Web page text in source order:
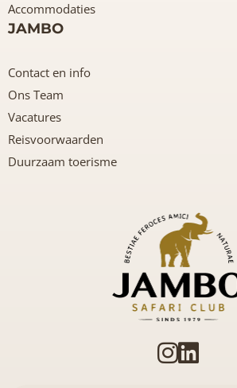
Accommodaties
JAMBO
Contact en info
Ons Team
Vacatures
Reisvoorwaarden
Duurzaam toerisme